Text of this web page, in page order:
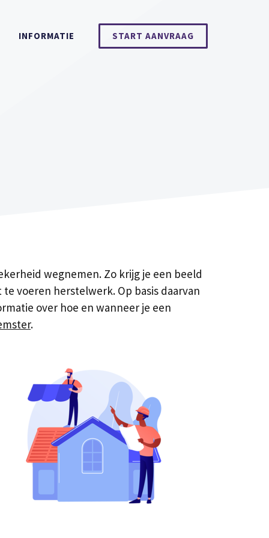
INFORMATIE START AANVRAAG
wegnemen. Zo krijg je een beeld
voeren herstelwerk. Op basis daarvan
over hoe en wanneer je een
.